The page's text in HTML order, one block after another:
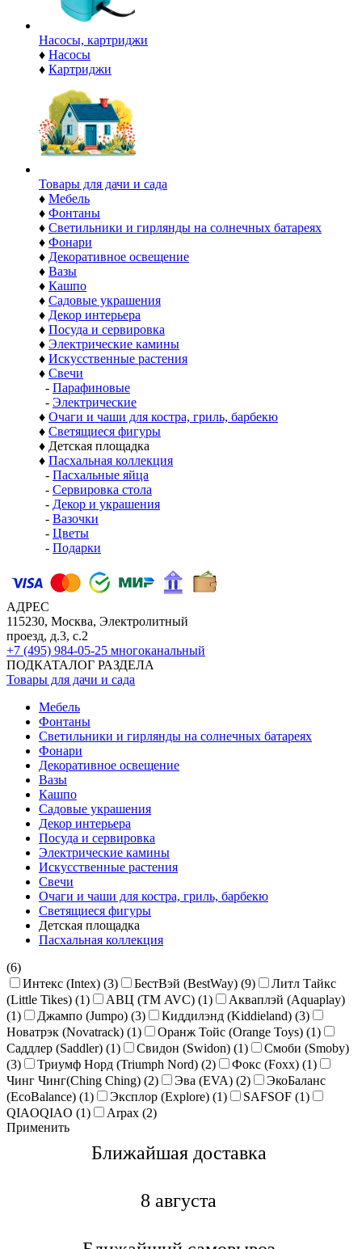
Насосы, картриджи
♦ Насосы
♦ Картриджи
Товары для дачи и сада
♦ Мебель
♦ Фонтаны
♦ Светильники и гирлянды на солнечных батареях
♦ Фонари
♦ Декоративное освещение
♦ Вазы
♦ Кашпо
♦ Садовые украшения
♦ Декор интерьера
♦ Посуда и сервировка
♦ Электрические камины
♦ Искусственные растения
♦ Свечи
- Парафиновые
- Электрические
♦ Очаги и чаши для костра, гриль, барбекю
♦ Светящиеся фигуры
♦ Детская площадка
♦ Пасхальная коллекция
- Пасхальные яйца
- Сервировка стола
- Декор и украшения
- Вазочки
- Цветы
- Подарки
АДРЕС
115230, Москва, Электролитный
проезд, д.3, с.2
+7 (495) 984-05-25 многоканальный
ПОДКАТАЛОГ РАЗДЕЛА
Товары для дачи и сада
Мебель
Фонтаны
Светильники и гирлянды на солнечных батареях
Фонари
Декоративное освещение
Вазы
Кашпо
Садовые украшения
Декор интерьера
Посуда и сервировка
Электрические камины
Искусственные растения
Свечи
Очаги и чаши для костра, гриль, барбекю
Светящиеся фигуры
Детская площадка
Пасхальная коллекция
(6)
Интекс (Intex) (3)
БестВэй (BestWay) (9)
Литл Тайкс
(Little Tikes) (1)
АВЦ (ТМ AVC) (1)
Акваплэй (Aquaplay)
(1)
Джампо (Jumpo) (3)
Киддилэнд (Kiddieland) (3)
Новатрэк (Novatrack) (1)
Оранж Тойс (Orange Toys) (1)
Саддлер (Saddler) (1)
Свидон (Swidon) (1)
Смоби (Smoby)
(3)
Триумф Норд (Triumph Nord) (2)
Фокс (Foxx) (1)
Чинг Чинг(Ching Ching) (2)
Эва (EVA) (2)
ЭкоБаланс
(EcoBalance) (1)
Эксплор (Explore) (1)
SAFSOF (1)
QIAOQIAO (1)
Arpax (2)
Применить
Ближайшая доставкa
8 августа